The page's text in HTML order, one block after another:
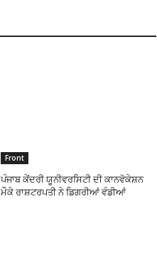
Front
ਪੰਜਾਬ ਕੇਂਦਰੀ ਯੂਨੀਵਰਸਿਟੀ ਦੀ ਕਾਨਵੋਕੇਸ਼ਨ
ਮੌਕੇ ਰਾਸ਼ਟਰਪਤੀ ਨੇ ਡਿਗਰੀਆਂ ਵੰਡੀਆਂ